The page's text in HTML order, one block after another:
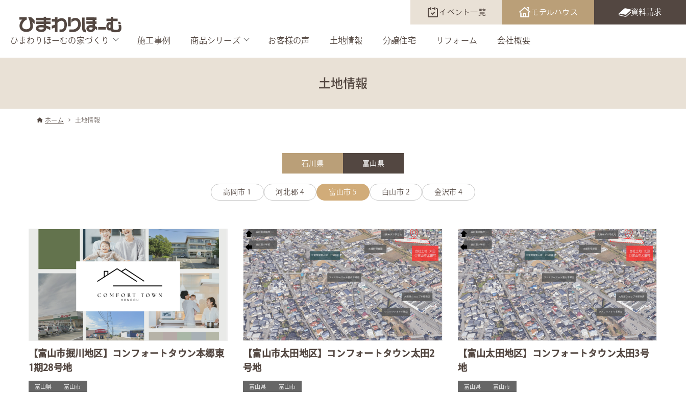
イベント一覧 モデルハウス 資料請求
ひまわりほーむの家づくり 施工事例 商品シリーズ お客様の声 土地情報 分譲住宅 リフォーム 会社概要
土地情報
ホーム 土地情報
石川県 富山県
高岡市 1 河北郡 4 富山市 5 白山市 2 金沢市 4
【富山市掘川地区】コンフォートタウン本郷東
1期28号地
富山県 富山市
【富山市太田地区】コンフォートタウン太田2
号地
富山県 富山市
【富山太田地区】コンフォートタウン太田3号
地
富山県 富山市